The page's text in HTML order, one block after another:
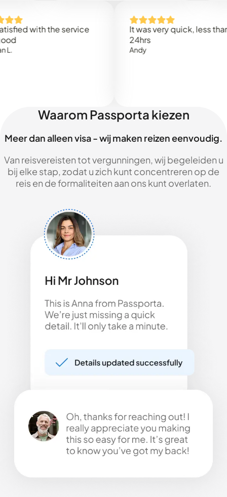
with the service
It was very quick, less than
Waarom Passporta kiezen
Meer dan alleen visa - wij maken reizen eenvoudig.
Van reisvereisten tot vergunningen, wij begeleiden u
bij elke stap, zodat u zich kunt concentreren op de
reis en de formaliteiten aan ons kunt overlaten.